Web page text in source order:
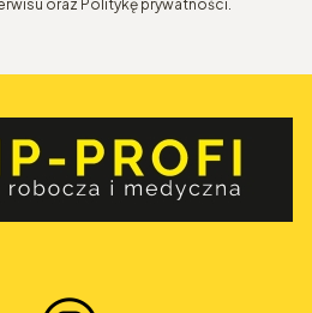
oraz Politykę prywatności.